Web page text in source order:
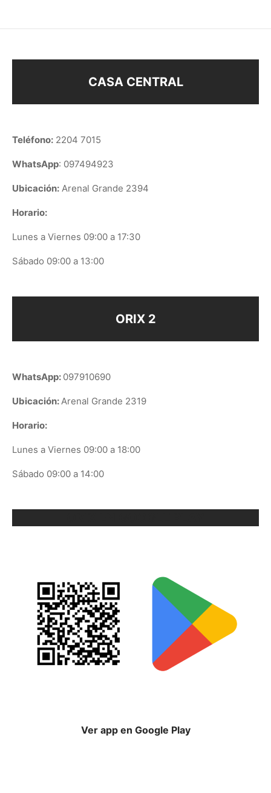
CASA CENTRAL
Teléfono: 2204 7015
WhatsApp: 097494923
Ubicación: Arenal Grande 2394
Horario:
Lunes a Viernes 09:00 a 17:30
Sábado 09:00 a 13:00
ORIX 2
WhatsApp: 097910690
Ubicación:Arenal Grande 2319
Horario:
Lunes a Viernes 09:00 a 18:00
Sábado 09:00 a 14:00
Ver app en Google Play